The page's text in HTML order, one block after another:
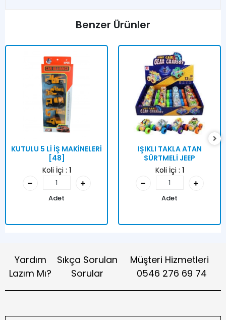
Benzer Ürünler
KUTULU 5 Lİ İŞ MAKİNELERİ
[48]
Koli İçi : 1
Adet
IŞIKLI TAKLA ATAN
SÜRTMELİ JEEP
Koli İçi : 1
Adet
Yardım
Lazım Mı?
Sıkça Sorulan
Sorular
Müşteri Hizmetleri
0546 276 69 74